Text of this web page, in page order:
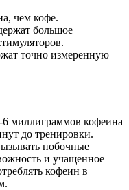
чем кофе.
большое
точно измеренную
миллиграммов кофеина
до тренировки.
побочные
и учащенное
кофеин в